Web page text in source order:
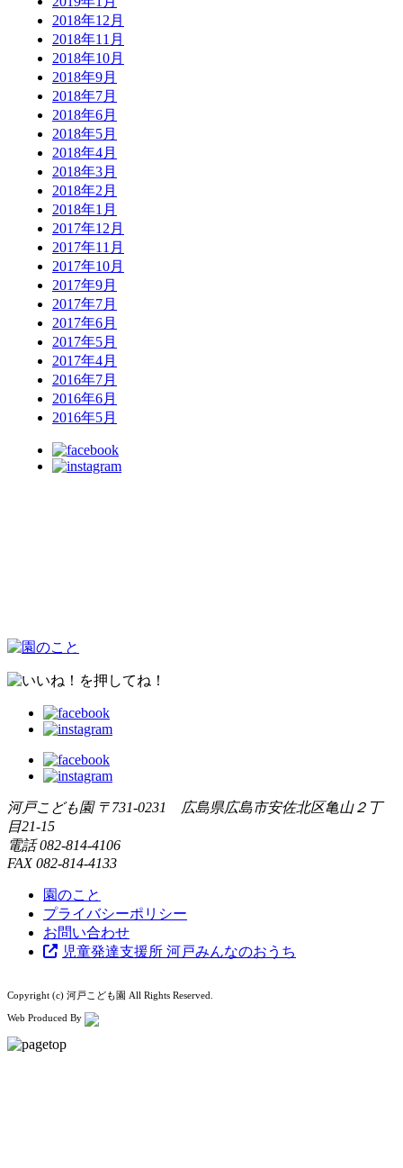
2018年12月
2018年11月
2018年10月
2018年9月
2018年7月
2018年6月
2018年5月
2018年4月
2018年3月
2018年2月
2018年1月
2017年12月
2017年11月
2017年10月
2017年9月
2017年7月
2017年6月
2017年5月
2017年4月
2016年7月
2016年6月
2016年5月
河戸こども園〒731-0231 広島県広島市安佐北区亀山２丁
目21-15
電話082-814-4106
FAX082-814-4133
園のこと
プライバシーポリシー
お問い合わせ
児童発達支援所 河戸みんなのおうち
Copyright (c) 河戸こども園 All Rights Reserved.
Web Produced By